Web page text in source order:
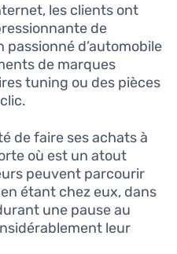
les clients ont
de
d’automobile
de marques
tuning ou des pièces
de faire ses achats à
où est un atout
peuvent parcourir
étant chez eux, dans
une pause au
leur